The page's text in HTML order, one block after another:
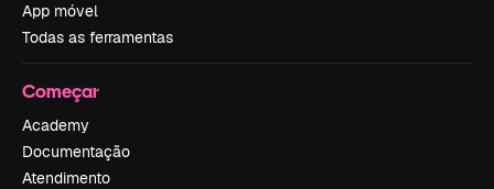
App móvel
Todas as ferramentas
Começar
Academy
Documentação
Atendimento